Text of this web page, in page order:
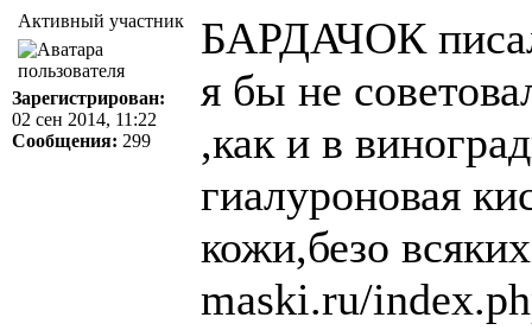
Активный участник
Зарегистрирован:
02 сен 2014, 11:22
Сообщения: 299
БАРДАЧОК
я бы не
,как и в
гиалуроновая
кожи,безо
maski.ru/